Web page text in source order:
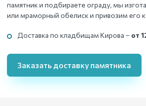
памятник и подбираете ограду, мы
или мраморный обелиск и привозим его
Доставка по кладбищам Кирова – от
Заказать доставку памятника